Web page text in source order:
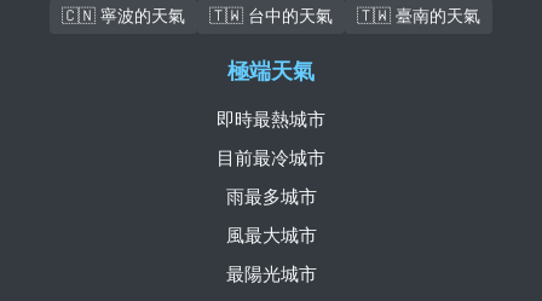
🇨🇳 寧波的天氣
🇹🇼 台中的天氣 🇹🇼 臺南的天氣
極端天氣
即時最熱城市
目前最冷城市
雨最多城市
風最大城市
最陽光城市